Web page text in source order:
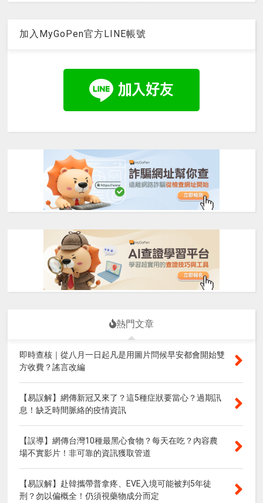
加入MyGoPen官方LINE帳號
熱門文章
即時查核｜從八月一日起凡是用圖片問候早安都會開始雙
方收費？謠言改編
【易誤解】網傳新冠又來了？這5種症狀要當心？過期訊
息！缺乏時間脈絡的疫情資訊
【誤導】網傳台灣10種最黑心食物？每天在吃？內容農
場不實影片！非可靠的資訊獲取管道
【易誤解】赴韓攜帶普拿疼、EVE入境可能被判5年徒
刑？勿以偏概全！仍須視藥物成分而定